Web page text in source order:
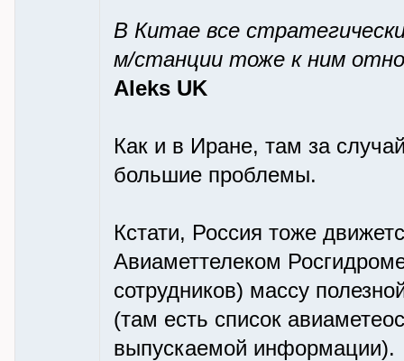
В Китае все
м/станции тоже к ним
Aleks UK
Как и в Иране, там за
большие проблемы.
Кстати, Россия тоже
Авиаметтелеком
сотрудников) массу
(там есть список
выпускаемой информации).